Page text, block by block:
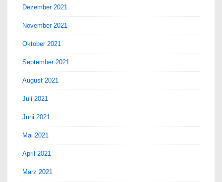
Dezember 2021
November 2021
Oktober 2021
September 2021
August 2021
Juli 2021
Juni 2021
Mai 2021
April 2021
März 2021